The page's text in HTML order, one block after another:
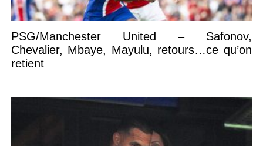
PSG/Manchester United – Safonov,
Chevalier, Mbaye, Mayulu, retours…ce qu’on
retient